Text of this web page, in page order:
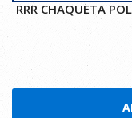
RRR CHAQUETA